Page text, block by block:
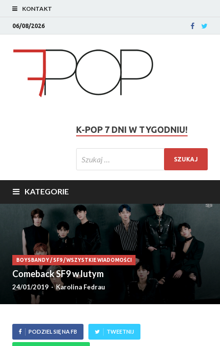
KONTAKT
06/08/2026
K-POP 7 DNI W TYGODNIU!
KATEGORIE
BOYSBANDY/SF9/WSZYSTKIE WIADOMOŚCI
Comeback SF9 w lutym
24/01/2019 -Karolina Fedrau
PODZIEL SIĘ NA FB TWEETNIJ